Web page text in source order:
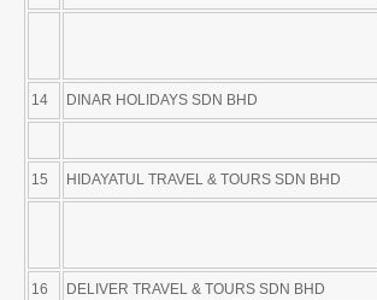
14 DINAR HOLIDAYS SDN BHD
15 HIDAYATUL TRAVEL & TOURS SDN BHD
16 DELIVER TRAVEL & TOURS SDN BHD